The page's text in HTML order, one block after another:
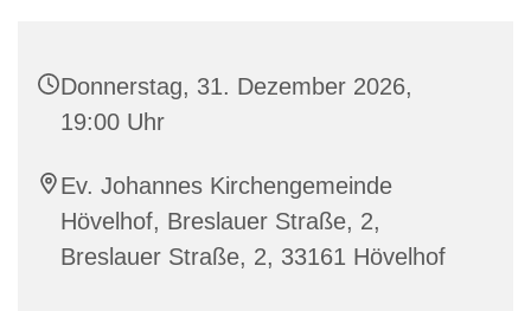
Donnerstag, 31. Dezember 2026,
19:00 Uhr
Ev. Johannes Kirchengemeinde
Hövelhof, Breslauer Straße, 2,
Breslauer Straße, 2, 33161 Hövelhof